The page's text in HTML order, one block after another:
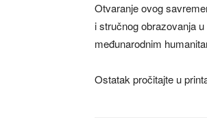
Otvaranje ovog
i stručnog obrazovanja
međunarodnim
Ostatak pročitajte u